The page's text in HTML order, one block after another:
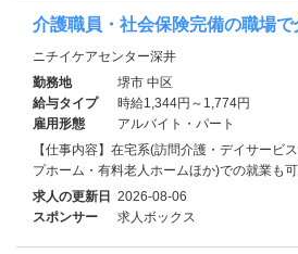
介護職員・社会保険完備の職場
ニチイケアセンター深井
勤務地
堺市 中区
給与タイプ
時給1,344円～1,774円
雇用形態
アルバイト・パート
【仕事内容】在宅系(訪問介護・デイサービ
プホーム・有料老人ホームほか)での就業も
求人の更新日 2026-08-06
スポンサー
求人ボックス